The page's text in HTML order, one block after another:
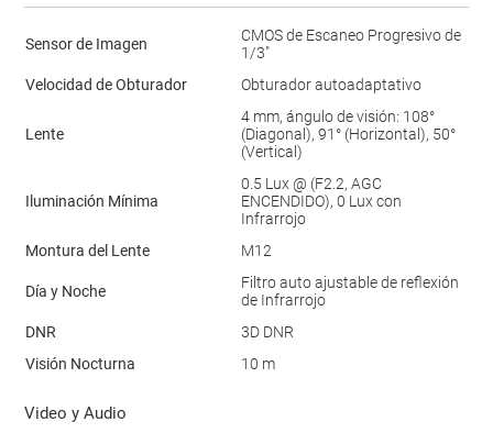
Sensor de Imagen
CMOS de Escaneo Progresivo de
1/3"
Velocidad de Obturador
Obturador autoadaptativo
Lente
4 mm, ángulo de visión: 108°
(Diagonal), 91° (Horizontal), 50°
(Vertical)
Iluminación Mínima
0.5 Lux @ (F2.2, AGC
ENCENDIDO), 0 Lux con
Infrarrojo
Montura del Lente
M12
Día y Noche
Filtro auto ajustable de reflexión
de Infrarrojo
DNR
3D DNR
Visión Nocturna
10 m
Video y Audio